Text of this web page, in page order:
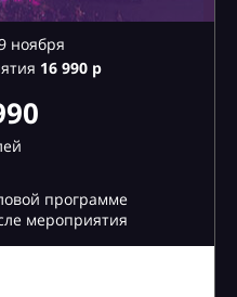
ноября
16990 р
программе
мероприятия